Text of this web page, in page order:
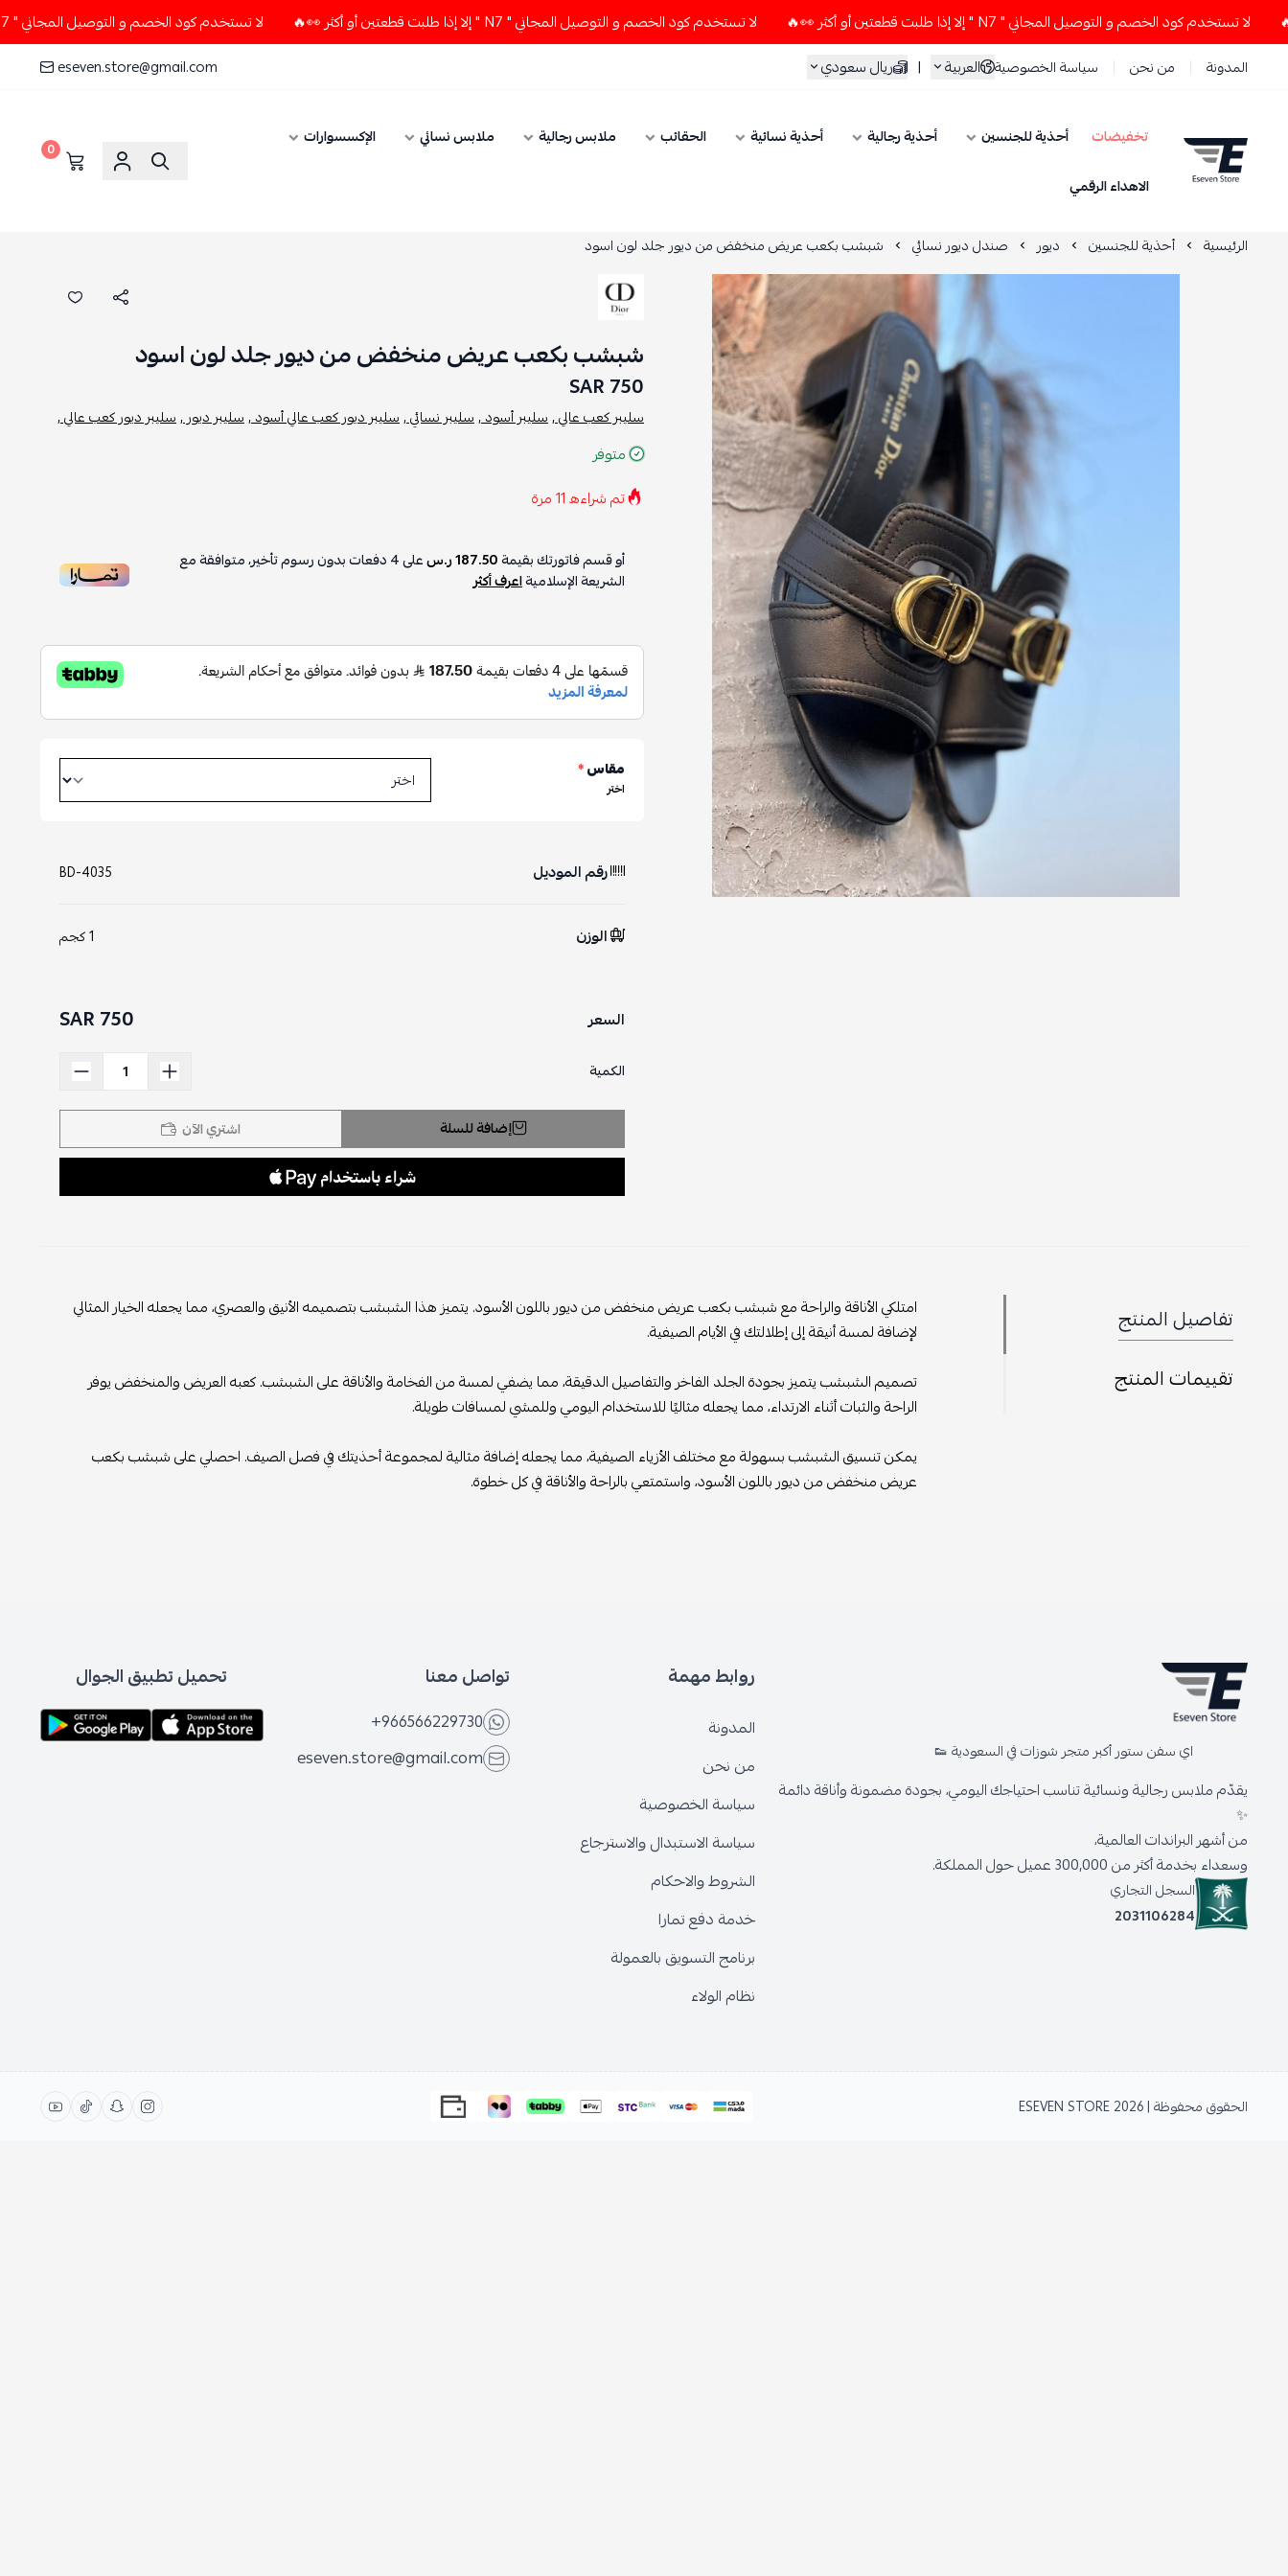
لا تستخدم كود الخصم و التوصيل المجاني " N7 " إلا إذا طلبت قطعتين أو أكثر 👀🔥 لا تستخدم كود الخصم و التوصيل المجاني " N7 " إلا إذا طلبت قطعتين أو أكثر 👀🔥 لا تستخدم كود الخصم و التوصيل المجاني " N7 " إلا إذا طلبت قطعتين أو أكثر 👀🔥
المدونة من نحن سياسة الخصوصية العربية | ريال سعودي eseven.store@gmail.com
ESEVEN STORE
تخفيضات أحذية للجنسين أحذية رجالية أحذية نسائية الحقائب ملابس رجالية ملابس نسائي
الإكسسوارات
الاهداء الرقمي
0
الرئيسية أحذية للجنسين ديور صندل ديور نسائي شبشب بكعب عريض منخفض من ديور جلد لون اسود
شبشب بكعب عريض منخفض من ديور جلد لون اسود
750 SAR
سليبر كعب عالي ,سليبر أسود ,سليبر نسائي ,سليبر ديور كعب عالي أسود ,سليبر ديور ,سليبر ديور كعب عالي ,
متوفر
تم شراءه11مرة
أو قسم فاتورتك بقيمة187.50 ر.س على4دفعات بدون رسوم تأخير، متوافقة مع
الشريعة الإسلاميةاعرف أكثر
مقاس*
اختر
رقم الموديل BD-4035
الوزن 1 كجم
السعر 750 SAR
الكمية
إضافة للسلة اشتري الآن
تفاصيل المنتج
تقييمات المنتج
امتلكي الأناقة والراحة مع شبشب بكعب عريض منخفض من ديور باللون الأسود. يتميز هذا الشبشب بتصميمه الأنيق والعصري، مما يجعله الخيار المثالي
لإضافة لمسة أنيقة إلى إطلالتك في الأيام الصيفية.
تصميم الشبشب يتميز بجودة الجلد الفاخر والتفاصيل الدقيقة، مما يضفي لمسة من الفخامة والأناقة على الشبشب. كعبه العريض والمنخفض يوفر
الراحة والثبات أثناء الارتداء، مما يجعله مثاليًا للاستخدام اليومي وللمشي لمسافات طويلة.
يمكن تنسيق الشبشب بسهولة مع مختلف الأزياء الصيفية، مما يجعله إضافة مثالية لمجموعة أحذيتك في فصل الصيف. احصلي على شبشب بكعب
عريض منخفض من ديور باللون الأسود، واستمتعي بالراحة والأناقة في كل خطوة.
اي سفن ستور أكبر متجر شوزات في السعودية 👟
يقدّم ملابس رجالية ونسائية تناسب احتياجك اليومي، بجودة مضمونة وأناقة دائمة
✨
من أشهر البراندات العالمية،
وسعداء بخدمة أكثر من 300,000 عميل حول المملكة.
السجل التجاري
2031106284
روابط مهمة
المدونة
من نحن
سياسة الخصوصية
سياسة الاستبدال والاسترجاع
الشروط والاحكام
خدمة دفع تمارا
برنامج التسويق بالعمولة
نظام الولاء
تواصل معنا
+966566229730
eseven.store@gmail.com
تحميل تطبيق الجوال
الحقوق محفوظة | 2026 ESEVEN STORE